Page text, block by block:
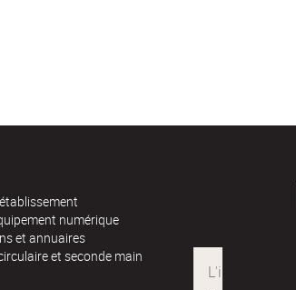
numérique
et annuaires
et seconde main